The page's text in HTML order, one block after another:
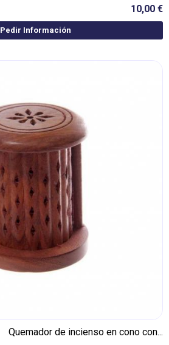
10,00 €
Pedir Información
Quemador de incienso en cono con...